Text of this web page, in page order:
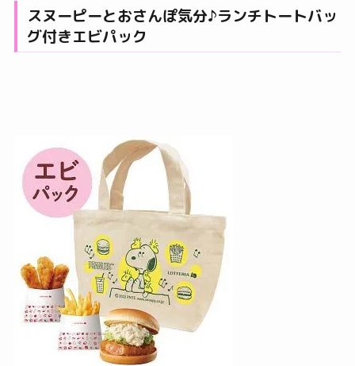
スヌーピーとおさんぽ気分♪ランチトートバッ
グ付きエビパック